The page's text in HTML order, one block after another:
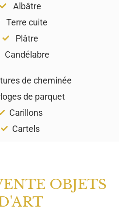
Albâtre
Terre cuite
Plâtre
Candélabre
de cheminée
de parquet
Carillons
Cartels
OBJETS